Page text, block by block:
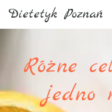
Dietetyk Poznań
Różne
jedno